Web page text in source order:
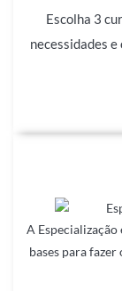
Escolha 3
necessidades
A
bases para